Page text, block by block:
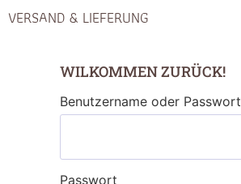
VERSAND & LIEFERUNG
WILKOMMEN ZURÜCK!
Benutzername oder Passwort
Passwort